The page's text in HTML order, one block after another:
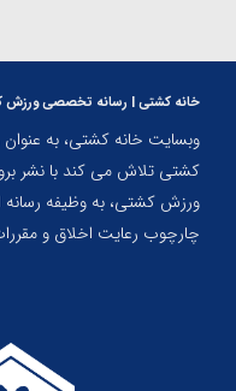
خانه کشتی | رسانه تخصصی ورزش
وبسایت خانه کشتی، به
کشتی تلاش می کند با نشر
ورزش کشتی، به وظیفه رسانه
چارچوب رعایت اخلاق و